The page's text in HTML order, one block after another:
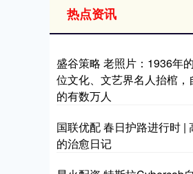
热点资讯
盛谷策略 老照片：1936年
位文化、文艺界名人抬棺
的有数万人
国联优配 春日护路进行时 |
的治愈日记